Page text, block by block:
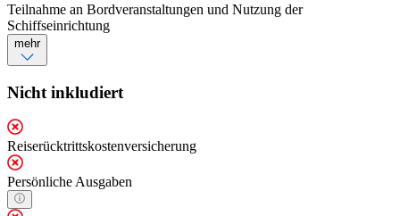
Teilnahme an Bordveranstaltungen und Nutzung der
Schiffseinrichtung
mehr
Nicht inkludiert
Reiserücktrittskostenversicherung
Persönliche Ausgaben